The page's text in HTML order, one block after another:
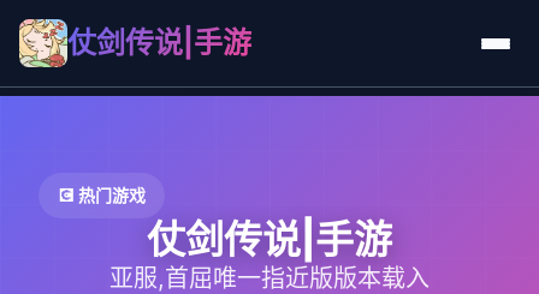
仗剑传说|手游
💽 热门游戏
仗剑传说|手游
亚服,首屈唯一指近版版本载入